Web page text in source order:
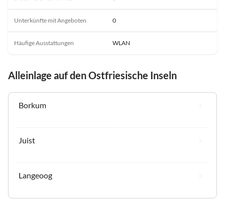
Unterkünfte mit Angeboten 0
Häufige Ausstattungen WLAN
Alleinlage auf den Ostfriesische Inseln
Borkum
Juist
Langeoog